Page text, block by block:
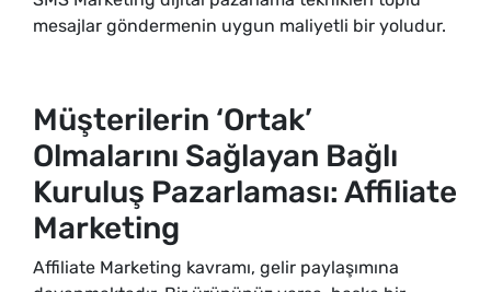
mesajlar göndermenin uygun maliyetli bir yoludur.
Müşterilerin ‘Ortak’
Olmalarını Sağlayan Bağlı
Kuruluş Pazarlaması: Affiliate
Marketing
Affiliate Marketing kavramı, gelir paylaşımına